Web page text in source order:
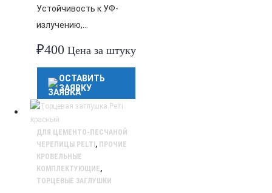
Устойчивость к УФ-
излучению,…
₽400 Цена за штуку
ОСТАВИТЬ
ЗАЯВКУ
ДЛЯ ЦЕМЕНТО-ПЕСЧАНОЙ
ЧЕРЕПИЦЫ PELTI , ПРОЧИЕ
КРОВЕЛЬНЫЕ
КОМПЛЕКТУЮЩИЕ,
ТОРЦЕВЫЕ ЗАГЛУШКИ